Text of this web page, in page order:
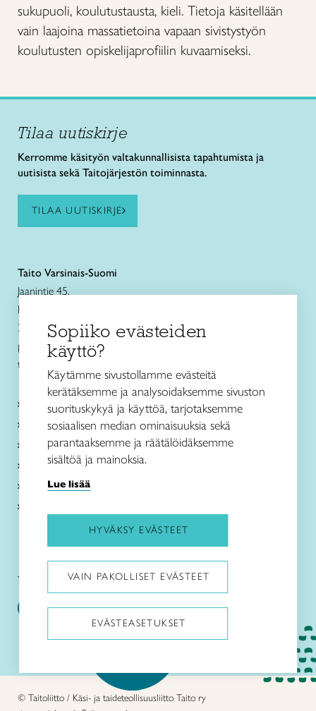
sukupuoli, koulutustausta, kieli. Tietoja käsitellään
vain laajoina massatietoina vapaan sivistystyön
koulutusten opiskelijaprofiilin kuvaamiseksi.
Tilaa uutiskirje
Kerromme käsityön valtakunnallisista tapahtumista ja
uutisista sekä Taitojärjestön toiminnasta.
TILAA UUTISKIRJE
Taito Varsinais-Suomi
Jaanintie 45,
Kuralan Kylämäen Verstas
20540 Turku
puh. 040 849 9642
turku@taitovarsinaissuomi.fi
Kurssit
Taitokeskukset
Taito Shop Turku
Ajankohtaista
Tietoa meistä
Taito Varsinais-Suomi somessa
© Taitoliitto / Käsi- ja taideteollisuusliitto Taito ry
Sopiiko evästeiden
käyttö?
Käytämme sivustollamme evästeitä
kerätäksemme ja analysoidaksemme sivuston
suorituskykyä ja käyttöä, tarjotaksemme
sosiaalisen median ominaisuuksia sekä
parantaaksemme ja räätälöidäksemme
sisältöä ja mainoksia.
Lue lisää
HYVÄKSY EVÄSTEET
VAIN PAKOLLISET EVÄSTEET
EVÄSTEASETUKSET